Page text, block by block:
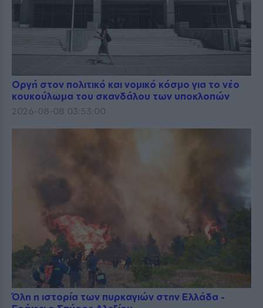
Οργή στον πολιτικό και νομικό κόσμο για το νέο
κουκούλωμα του σκανδάλου των υποκλοπών
2026-08-08 03:53:00
Όλη η ιστορία των πυρκαγιών στην Ελλάδα -